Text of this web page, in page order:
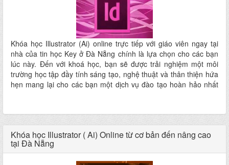
Khóa học Illustrator (Ai) online trực tiếp với giáo viên ngay tại
nhà của tin học Key ở Đà Nẵng chính là lựa chọn cho các bạn
lúc này. Đến với khoá học, bạn sẽ được trải nghiệm một môi
trường học tập đầy tính sáng tạo, nghệ thuật và thân thiện hứa
hẹn mang lại cho các bạn một dịch vụ đào tạo hoàn hảo nhất
Khóa học Illustrator ( Ai) Online từ cơ bản đến nâng cao
tại Đà Nẵng